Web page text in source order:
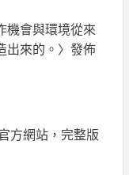
機會與環境從來
出來的。 〉發佈
方網站，完整版